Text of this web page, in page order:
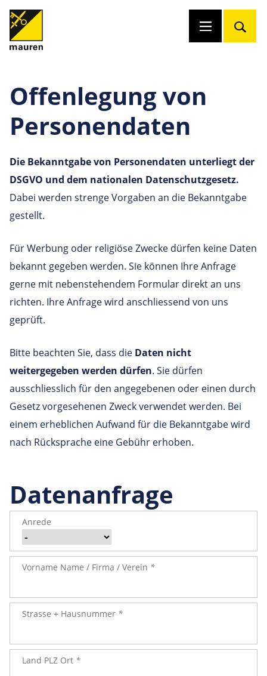
Offenlegung von
Personendaten
Die Bekanntgabe von Personendaten unterliegt der
DSGVO und dem nationalen Datenschutzgesetz.
Dabei werden strenge Vorgaben an die Bekanntgabe
gestellt.
Für Werbung oder religiöse Zwecke dürfen keine Daten
bekannt gegeben werden. Sie können Ihre Anfrage
gerne mit nebenstehendem Formular direkt an uns
richten. Ihre Anfrage wird anschliessend von uns
geprüft.
Bitte beachten Sie, dass die Daten nicht
weitergegeben werden dürfen. Sie dürfen
ausschliesslich für den angegebenen oder einen durch
Gesetz vorgesehenen Zweck verwendet werden. Bei
einem erheblichen Aufwand für die Bekanntgabe wird
nach Rücksprache eine Gebühr erhoben.
Datenanfrage
Anrede
Vorname Name / Firma / Verein *
Strasse + Hausnummer *
Land PLZ Ort *